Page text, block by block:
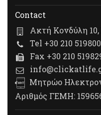
Contact
Ακτή Κονδύλη 10,
Tel +30 210
Fax +30 210
Μητρώο
Αριθμός ΓΕΜΗ: